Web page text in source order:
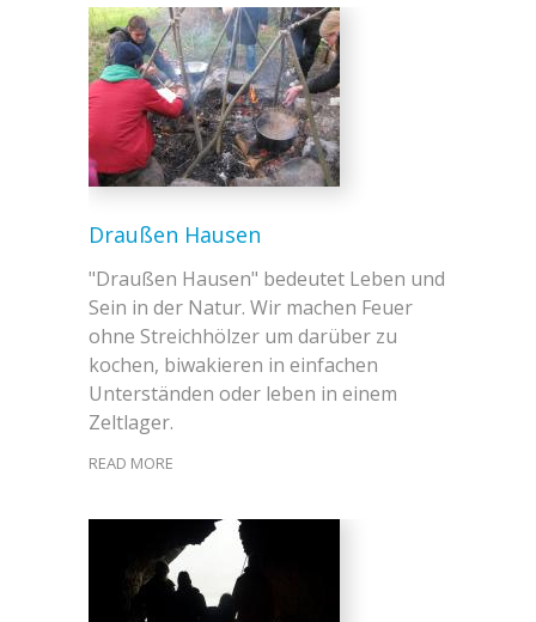
Draußen Hausen
"Draußen Hausen" bedeutet Leben und
Sein in der Natur. Wir machen Feuer
ohne Streichhölzer um darüber zu
kochen, biwakieren in einfachen
Unterständen oder leben in einem
Zeltlager.
READ MORE